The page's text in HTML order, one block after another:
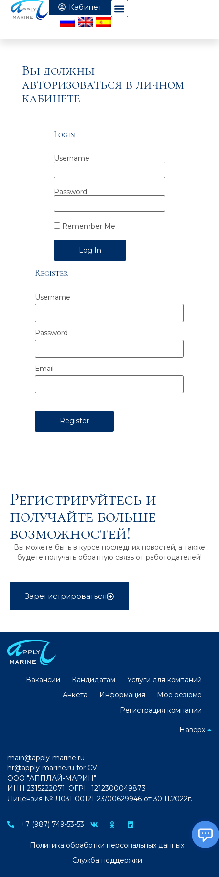
Вы должны
авторизоваться в личном
кабинете
Login
Username
Password
Remember Me
Alternative:
Register
Username
Password
Email
Регистрируйтесь и
получайте больше
возможностей!
Вы можете быть в курсе последних новостей, а также
будете получать обратную связь от работодателей!
Зарегистрироваться
Вакансии Кандидатам
Услуги для компаний
Анкета
Информация
Моё резюме
Регистрация компании
Наверх
main@apply-marine.ru
hr@apply-marine.ru for CV
ООО "АППЛАЙ-МАРИН"
ИНН 2315222071, ОГРН 1212300049873
Лицензия № Л031-00121-23/00629946 от 30.11.2022г.
+7 (987) 749-53-53
Политика обработки персональных данных
Служба поддержки